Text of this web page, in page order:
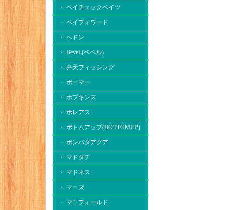
・ ペイチェックベイツ
・ ペイフォワード
・ へドン
・ BeveL(ベベル)
・ 弁天フィッシング
・ ボーマー
・ ホプキンス
・ ボレアス
・ ボトムアップ(BOTTOMUP)
・ ボンバダアグア
・ マドタチ
・ マドネス
・ マーズ
・ マニフォールド